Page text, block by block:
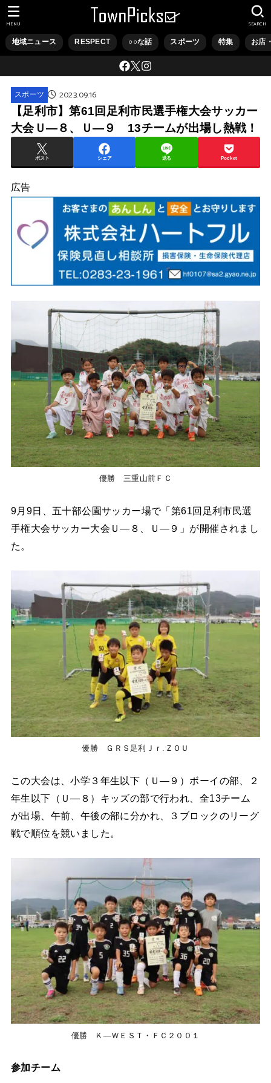
地域ニュース RESPECT ○○な話 スポーツ 特集 お店
SEARCH
MENU
スポーツ 2023.09.16
【足利市】第61回足利市民選手権大会サッカー
大会Ｕ―８、Ｕ―９ 13チームが出場し熱戦！
ポスト シェア 送る Pocket
広告
優勝 三重山前ＦＣ
9月9日、五十部公園サッカー場で「第61回足利市民選
手権大会サッカー大会Ｕ―８、Ｕ―９」が開催されまし
た。
優勝 ＧＲＳ足利Ｊｒ.ＺＯＵ
この大会は、小学３年生以下（Ｕ―９）ボーイの部、２
年生以下（Ｕ―８）キッズの部で行われ、全13チーム
が出場、午前、午後の部に分かれ、３ブロックのリーグ
戦で順位を競いました。
優勝 Ｋ―ＷＥＳＴ・ＦＣ２００１
参加チーム